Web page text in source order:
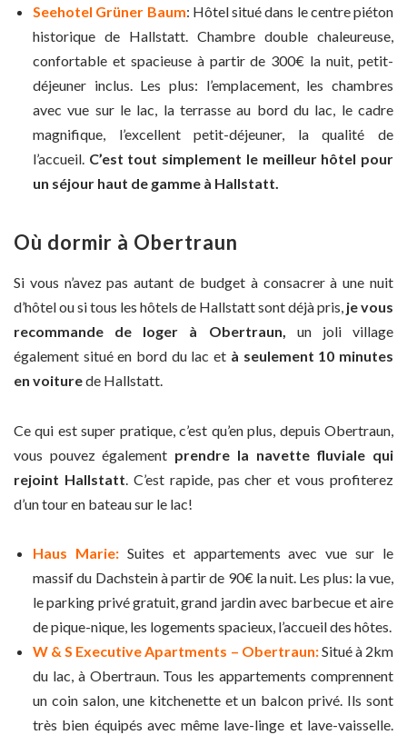
Seehotel Grüner Baum: Hôtel situé dans le centre piéton
historique de Hallstatt. Chambre double chaleureuse,
confortable et spacieuse à partir de 300€ la nuit, petit-
déjeuner inclus. Les plus: l’emplacement, les chambres
avec vue sur le lac, la terrasse au bord du lac, le cadre
magnifique, l’excellent petit-déjeuner, la qualité de
l’accueil. C’est tout simplement le meilleur hôtel pour
un séjour haut de gamme à Hallstatt.
Où dormir à Obertraun
Si vous n’avez pas autant de budget à consacrer à une nuit
d’hôtel ou si tous les hôtels de Hallstatt sont déjà pris, je vous
recommande de loger à Obertraun, un joli village
également situé en bord du lac et à seulement 10 minutes
en voiturede Hallstatt.
Ce qui est super pratique, c’est qu’en plus, depuis Obertraun,
vous pouvez également prendre la navette fluviale qui
rejoint Hallstatt . C’est rapide, pas cher et vous profiterez
d’un tour en bateau sur le lac!
Haus Marie: Suites et appartements avec vue sur le
massif du Dachstein à partir de 90€ la nuit. Les plus: la vue,
le parking privé gratuit, grand jardin avec barbecue et aire
de pique-nique, les logements spacieux, l’accueil des hôtes.
W & S Executive Apartments – Obertraun:Situé à 2km
du lac, à Obertraun. Tous les appartements comprennent
un coin salon, une kitchenette et un balcon privé. Ils sont
très bien équipés avec même lave-linge et lave-vaisselle.